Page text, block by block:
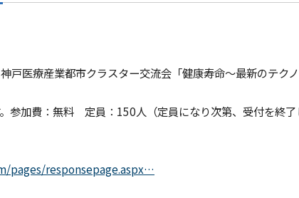
戸医療産業都市クラスター交流会「健康寿命～最新のテク
参加費：無料 定員：150人（定員になり次第、受付を終
pages/responsepage.aspx…